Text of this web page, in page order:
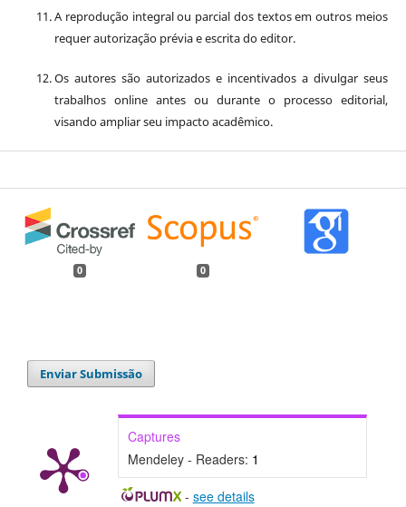
A reprodução integral ou parcial dos textos em outros meios
requer autorização prévia e escrita do editor.
Os autores são autorizados e incentivados a divulgar seus
trabalhos online antes ou durante o processo editorial,
visando ampliar seu impacto acadêmico.
0 0
Enviar Submissão
Captures
Mendeley - Readers: 1
- see details